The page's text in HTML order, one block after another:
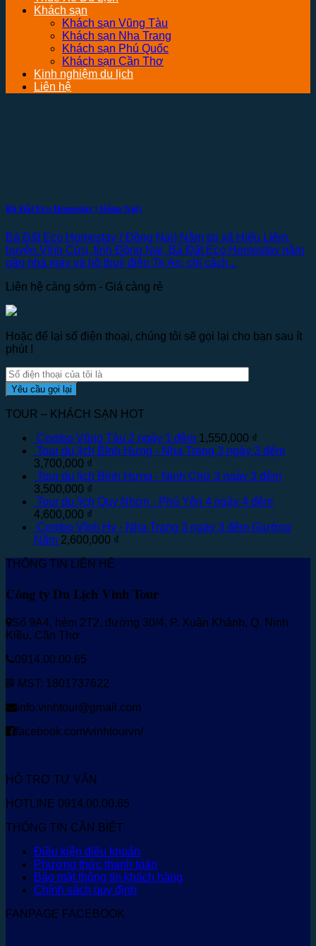
Khách sạn
Khách sạn Vũng Tàu
Khách sạn Nha Trang
Khách sạn Phú Quốc
Khách sạn Cần Thơ
Kinh nghiệm du lịch
Liên hệ
Bà Đất Eco Homestay ( Đồng Nai)
Bà Đất Eco Homestay ( Đồng Nai) Nằm tại xã Hiếu Liêm,
huyện Vĩnh Cửu, tỉnh Đồng Nai, Bà Đất Eco Homestay nằm
gần nhà máy và hồ thuỷ điện Trị An, chỉ cách...
Liên hệ càng sớm - Giá càng rẻ
Hoặc để lại số điện thoại, chúng tôi sẽ gọi lại cho bạn sau ít
phút !
TOUR – KHÁCH SẠN HOT
Combo Vũng Tàu 2 ngày 1 đêm 1,550,000 ₫
Tour du lịch Bình Hưng - Nha Trang 3 ngày 3 đêm
3,700,000 ₫
Tour du lịch Bình Hưng - Ninh Chữ 3 ngày 3 đêm
3,500,000 ₫
Tour du lịch Quy Nhơn - Phú Yên 4 ngày 4 đêm
4,600,000 ₫
Combo Vĩnh Hy - Nha Trang 3 ngày 3 đêm Giường
Nằm 2,600,000 ₫
THÔNG TIN LIÊN HỆ
Công ty Du Lịch Vinh Tour
Số 9A4, hẻm 2T2, đường 30/4, P. Xuân Khánh, Q. Ninh
Kiều, Cần Thơ
0914.00.00.65
MST: 1801737622
info.vinhtour@gmail.com
facebook.com/vinhtourvn/
HỖ TRỢ TƯ VẤN
HOTLINE 0914.00.00.65
THÔNG TIN CẦN BIẾT
Điều kiện điều khoản
Phương thức thanh toán
Bảo mật thông tin khách hàng
Chính sách quy định
FANPAGE FACEBOOK